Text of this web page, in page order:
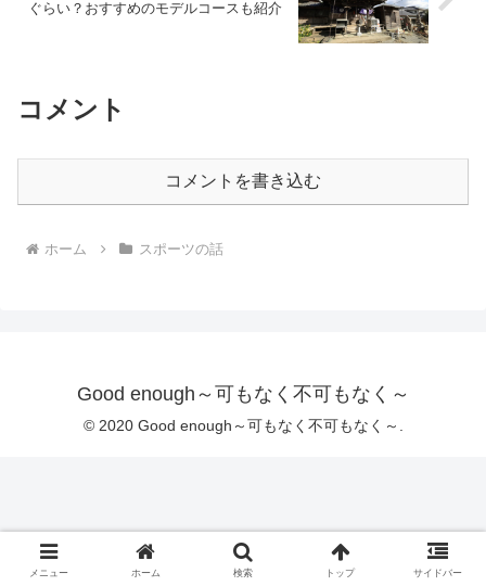
ぐらい？おすすめのモデルコースも紹介
コメント
コメントを書き込む
ホーム スポーツの話
Good enough～可もなく不可もなく～
© 2020 Good enough～可もなく不可もなく～.
メニュー ホーム 検索 トップ サイドバー